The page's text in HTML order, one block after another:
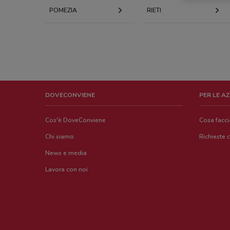
POMEZIA RIETI
DOVECONVIENE
Cos'è DoveConviene
Chi siamo
News e media
Lavora con noi
PER LE
Cosa
Richieste